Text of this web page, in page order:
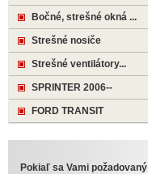
Bočné, strešné okná ...
Strešné nosiče
Strešné ventilátory...
SPRINTER 2006--
FORD TRANSIT
Pokiaľ sa Vami požadovaný